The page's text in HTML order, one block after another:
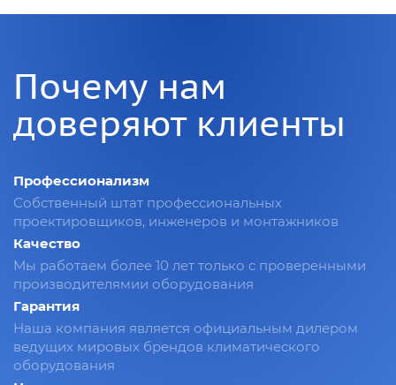
Почему нам
доверяют клиенты
Профессионализм
Собственный штат профессиональных
проектировщиков, инженеров и монтажников
Качество
Мы работаем более 10 лет только с проверенными
производителямии оборудования
Гарантия
Наша компания является официальным дилером
ведущих мировых брендов климатического
оборудования